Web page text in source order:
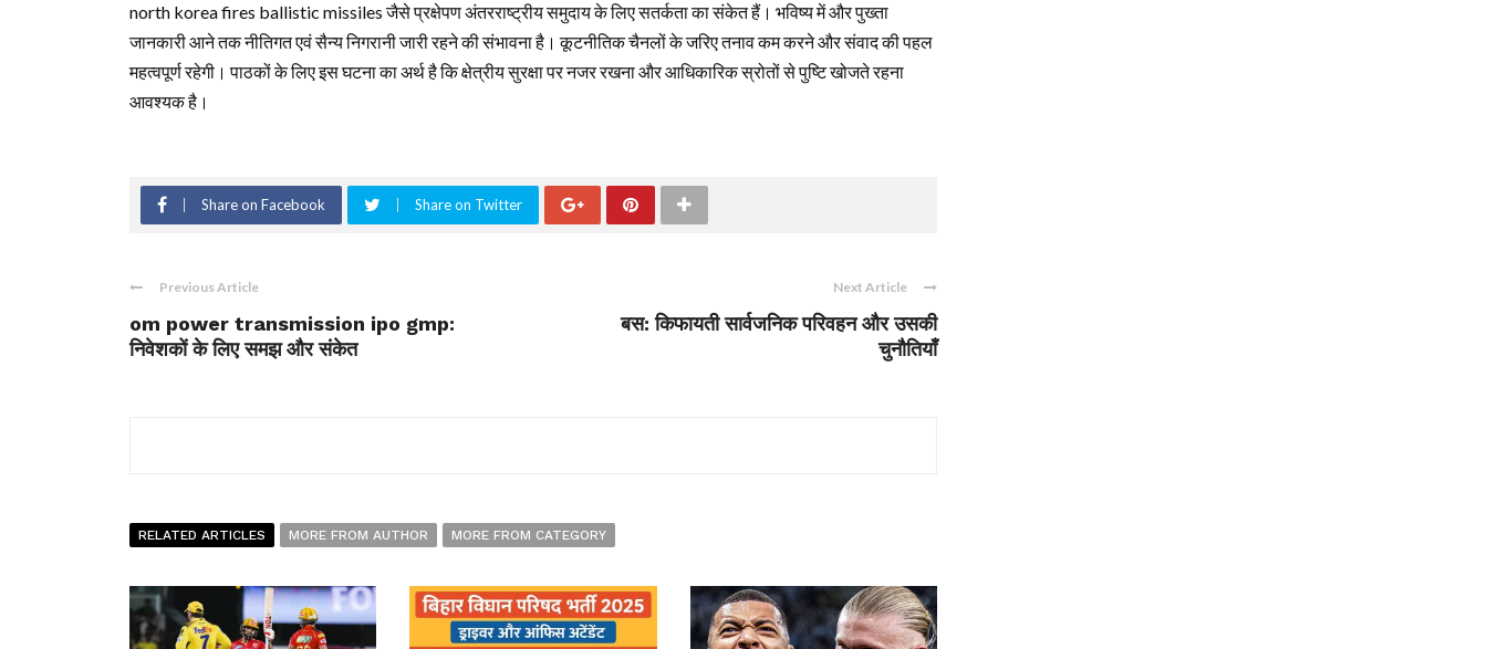
north korea fires ballistic missiles जैसे प्रक्षेपण अंतरराष्ट्रीय समुदाय के लिए सतर्कता का संकेत हैं। भविष्य में और पुख्ता
जानकारी आने तक नीतिगत एवं सैन्य निगरानी जारी रहने की संभावना है। कूटनीतिक चैनलों के जरिए तनाव कम करने और संवाद की पहल
महत्वपूर्ण रहेगी। पाठकों के लिए इस घटना का अर्थ है कि क्षेत्रीय सुरक्षा पर नजर रखना और आधिकारिक स्रोतों से पुष्टि खोजते रहना
आवश्यक है।
Share on Facebook Share on Twitter
Previous Article
om power transmission ipo gmp:
निवेशकों के लिए समझ और संकेत
Next Article
बस: किफायती सार्वजनिक परिवहन और उसकी
चुनौतियाँ
RELATED ARTICLES MORE FROM AUTHOR MORE FROM CATEGORY